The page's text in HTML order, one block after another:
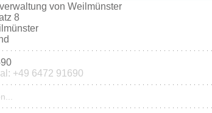
von Weilmünster
8
+49 6472 91690